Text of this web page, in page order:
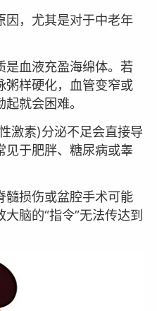
，尤其是对于中老年
血液充盈海绵体。若
粥样硬化，血管变窄或
就会困难。
素)分泌不足会直接导
见于肥胖、糖尿病或睾
损伤或盆腔手术可能
脑的“指令”无法传达到